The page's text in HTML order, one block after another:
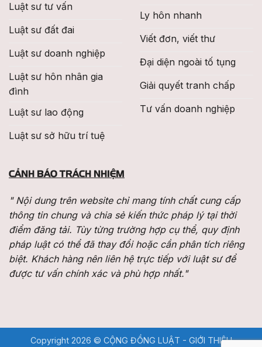
Luật sư tư vấn
Luật sư đất đai
Luật sư doanh nghiệp
Luật sư hôn nhân gia
đình
Luật sư lao động
Luật sư sở hữu trí tuệ
Ly hôn nhanh
Viết đơn, viết thư
Đại diện ngoài tố tụng
Giải quyết tranh chấp
Tư vấn doanh nghiệp
CẢNH BÁO TRÁCH NHIỆM
" Nội dung trên website chỉ mang tính chất cung cấp
thông tin chung và chia sẻ kiến thức pháp lý tại thời
điểm đăng tải. Tùy từng trường hợp cụ thể, quy định
pháp luật có thể đã thay đổi hoặc cần phân tích riêng
biệt. Khách hàng nên liên hệ trực tiếp với luật sư để
được tư vấn chính xác và phù hợp nhất."
Copyright 2026 © CỘNG ĐỒNG LUẬT - GIỚI THIỆU